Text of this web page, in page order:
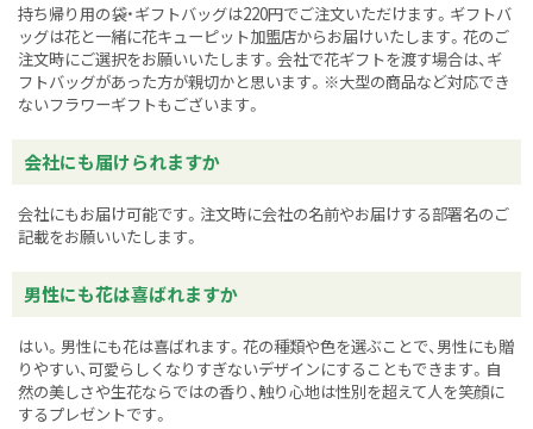
持ち帰り用の袋・ギフトバッグは220円でご注文いただけます。ギフトバ
ッグは花と一緒に花キューピット加盟店からお届けいたします。花のご
注文時にご選択をお願いいたします。会社で花ギフトを渡す場合は、ギ
フトバッグがあった方が親切かと思います。※大型の商品など対応でき
ないフラワーギフトもございます。
会社にも届けられますか
会社にもお届け可能です。注文時に会社の名前やお届けする部署名のご
記載をお願いいたします。
男性にも花は喜ばれますか
はい。男性にも花は喜ばれます。花の種類や色を選ぶことで、男性にも贈
りやすい、可愛らしくなりすぎないデザインにすることもできます。自
然の美しさや生花ならではの香り、触り心地は性別を超えて人を笑顔に
するプレゼントです。